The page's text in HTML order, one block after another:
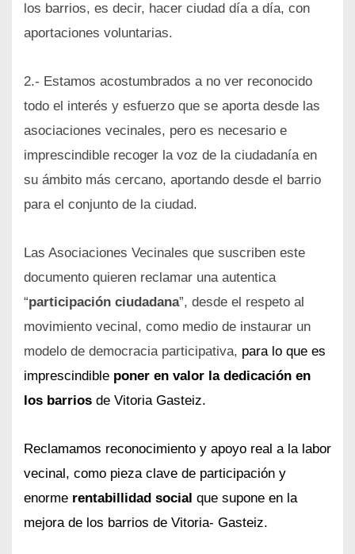
los barrios, es decir, hacer ciudad día a día, con
aportaciones voluntarias.
2.- Estamos acostumbrados a no ver reconocido
todo el interés y esfuerzo que se aporta desde las
asociaciones vecinales, pero es necesario e
imprescindible recoger la voz de la ciudadanía en
su ámbito más cercano, aportando desde el barrio
para el conjunto de la ciudad.
Las Asociaciones Vecinales que suscriben este
documento quieren reclamar una autentica
“participación ciudadana”, desde el respeto al
movimiento vecinal, como medio de instaurar un
modelo de democracia participativa, para lo que es
imprescindible poner en valor la dedicación en
los barrios de Vitoria Gasteiz.
Reclamamos reconocimiento y apoyo real a la labor
vecinal, como pieza clave de participación y
enorme rentabillidad social que supone en la
mejora de los barrios de Vitoria- Gasteiz.